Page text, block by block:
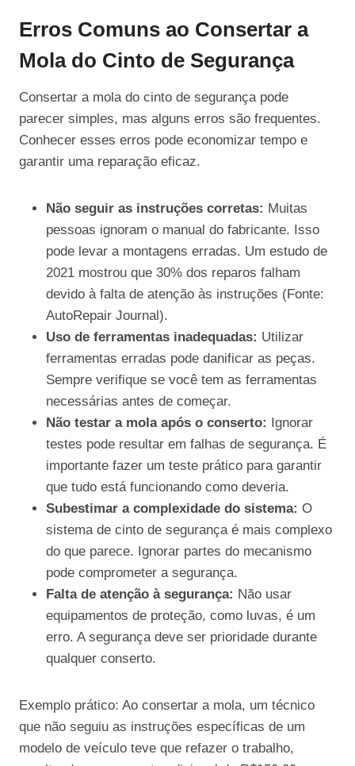
Erros Comuns ao Consertar a
Mola do Cinto de Segurança
Consertar a mola do cinto de segurança pode
parecer simples, mas alguns erros são frequentes.
Conhecer esses erros pode economizar tempo e
garantir uma reparação eficaz.
Não seguir as instruções corretas: Muitas
pessoas ignoram o manual do fabricante. Isso
pode levar a montagens erradas. Um estudo de
2021 mostrou que 30% dos reparos falham
devido à falta de atenção às instruções (Fonte:
AutoRepair Journal).
Uso de ferramentas inadequadas: Utilizar
ferramentas erradas pode danificar as peças.
Sempre verifique se você tem as ferramentas
necessárias antes de começar.
Não testar a mola após o conserto: Ignorar
testes pode resultar em falhas de segurança. É
importante fazer um teste prático para garantir
que tudo está funcionando como deveria.
Subestimar a complexidade do sistema: O
sistema de cinto de segurança é mais complexo
do que parece. Ignorar partes do mecanismo
pode comprometer a segurança.
Falta de atenção à segurança: Não usar
equipamentos de proteção, como luvas, é um
erro. A segurança deve ser prioridade durante
qualquer conserto.
Exemplo prático: Ao consertar a mola, um técnico
que não seguiu as instruções específicas de um
modelo de veículo teve que refazer o trabalho,